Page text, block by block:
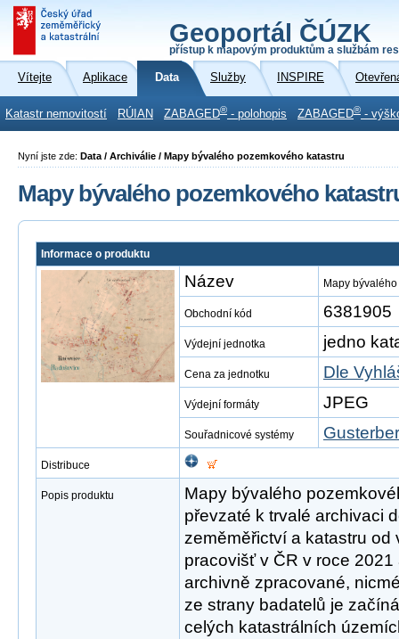
Geoportál ČÚZK
přístup k mapovým produktům a službám
Vítejte Aplikace Data Služby INSPIRE
Katastr nemovitostí RÚIAN ZABAGED® - polohopis ZABAGED® -
Nyní jste zde: Data / Archiválie / Mapy bývalého pozemkového katastru
Mapy bývalého pozemkového
Informace o produktu
Název Mapy
Obchodní kód 6381905
Výdejní jednotka jedno
Cena za jednotku Dle
Výdejní formáty JPEG
Souřadnicové systémy
Distribuce
Popis produktu
Mapy bývalého
převzaté k trvalé archivaci
zeměměřictví a katastru od
pracovišť v ČR v roce
archivně zpracované,
ze strany badatelů je
celých katastrálních